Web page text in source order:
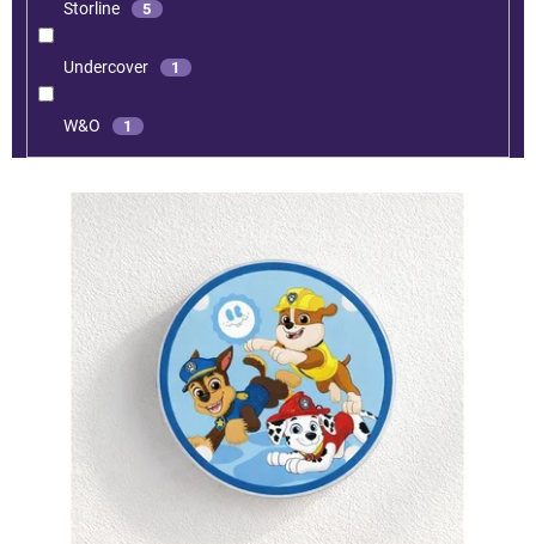
Storline 5
Undercover 1
W&O 1